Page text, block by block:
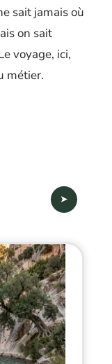
sait jamais où
on sait
voyage, ici,
métier.